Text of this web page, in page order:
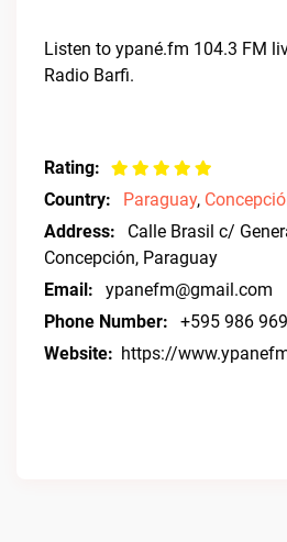
Listen to ypané.fm 104.3 FM
Radio Barfi.
Rating:
Country:
Paraguay,
Address:
Calle Brasil c/
Concepción, Paraguay
Email:
ypanefm@gmail.com
Phone Number:
+595 986
Website: https://